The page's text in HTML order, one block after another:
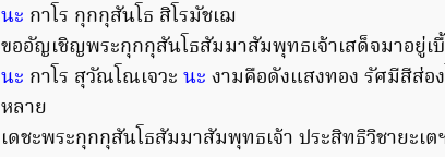
นะ กาโร กุกกุสันโธ สิโรมัชเฌ
ขออัญเชิญพระกุกกุสันโธสัมมาสัมพุทธเจ้าเสด็จมาอยู่เ
นะ กาโร สุวัณโณเจวะ นะ งามคือดังแสงทอง รัศมีสีส่อ
หลาย
เดชะพระกุกกุสันโธสัมมาสัมพุทธเจ้า ประสิทธิวิชายะเต